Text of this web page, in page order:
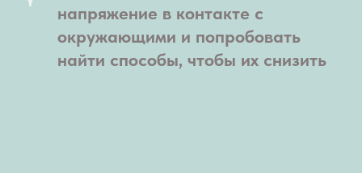
напряжение в контакте с
окружающими и попробовать
найти способы, чтобы их снизить